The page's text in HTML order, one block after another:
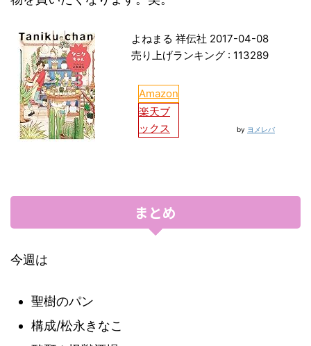
よねまる 祥伝社 2017-04-08
売り上げランキング : 113289
Amazon
楽天ブ
ックス
by ヨメレバ
まとめ
今週は
聖樹のパン
構成/松永きなこ